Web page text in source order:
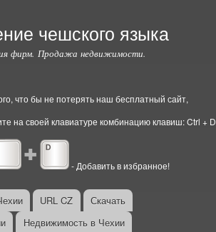
чешского языка
фирм. Продажа недвижимости.
что бы не потерять наш бесплатный сайт,
на своей клавиатуре комбинацию клавиш: Ctrl + D
- Добавить в избранное!
URL CZ
Скачать
Недвижимость в Чехии